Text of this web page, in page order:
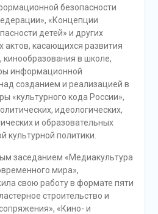
безопасности
«Концепции
детей» и других
актов, касающихся развития
кинообразования в школе,
информационной
созданием и реализацией в
«культурного кода России»,
идеологических,
и образовательных
культурной политики.
заседанием «Медиакультура
мира»,
свою работу в формате пяти
строительство и
«Кино- и